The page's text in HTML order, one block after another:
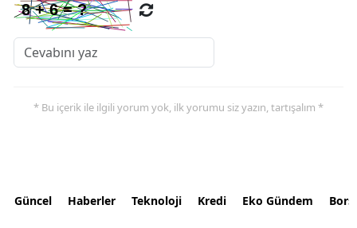
* Bu içerik ile ilgili yorum yok, ilk yorumu siz yazın, tartışalım *
Güncel Haberler Teknoloji Kredi Eko Gündem